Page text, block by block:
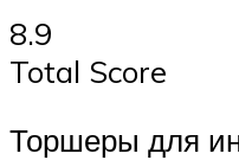
8.9
Total Score
Торшеры для